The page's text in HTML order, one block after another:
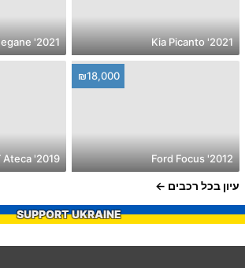
2021' Kia Picanto
2021' Renault Megane
₪18,000
2012' Ford Focus
2019' SEAT Ateca
עיון בכל רכבים
SUPPORT UKRAINE